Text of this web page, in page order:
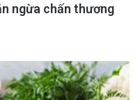
ngừa chấn thương